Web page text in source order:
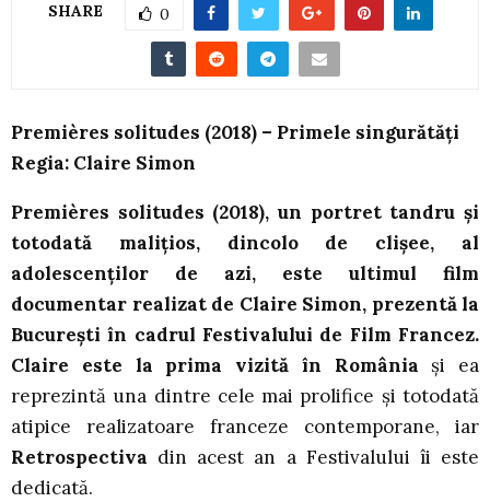
SHARE 0
Premières solitudes (2018) – Primele singurătăți
Regia: Claire Simon
Premières solitudes (2018), un portret tandru și
totodată malițios, dincolo de clișee, al
adolescenților de azi, este ultimul film
documentar realizat de Claire Simon, prezentă la
București în cadrul Festivalului de Film Francez.
Claire este la prima vizită în România și ea
reprezintă una dintre cele mai prolifice și totodată
atipice realizatoare franceze contemporane, iar
Retrospectiva din acest an a Festivalului îi este
dedicată.